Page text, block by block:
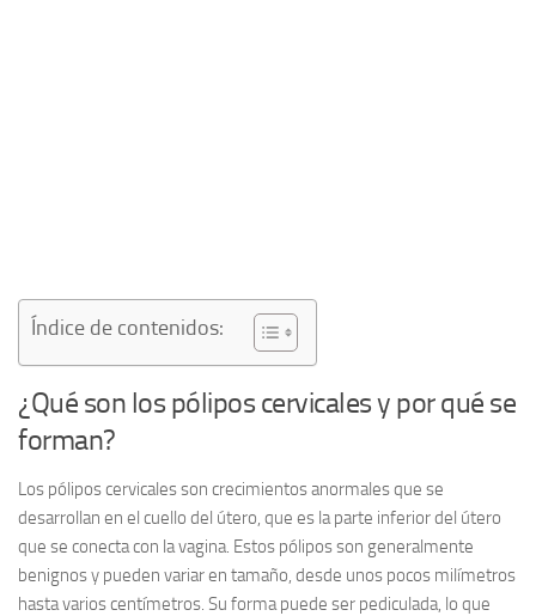
Índice de contenidos:
¿Qué son los pólipos cervicales y por qué se
forman?
Los pólipos cervicalesson crecimientos anormales que se
desarrollan en el cuello del útero, que es la parte inferior del útero
que se conecta con la vagina. Estos pólipos son generalmente
benignos y pueden variar en tamaño, desde unos pocos milímetros
hasta varios centímetros. Su forma puede ser pediculada, lo que